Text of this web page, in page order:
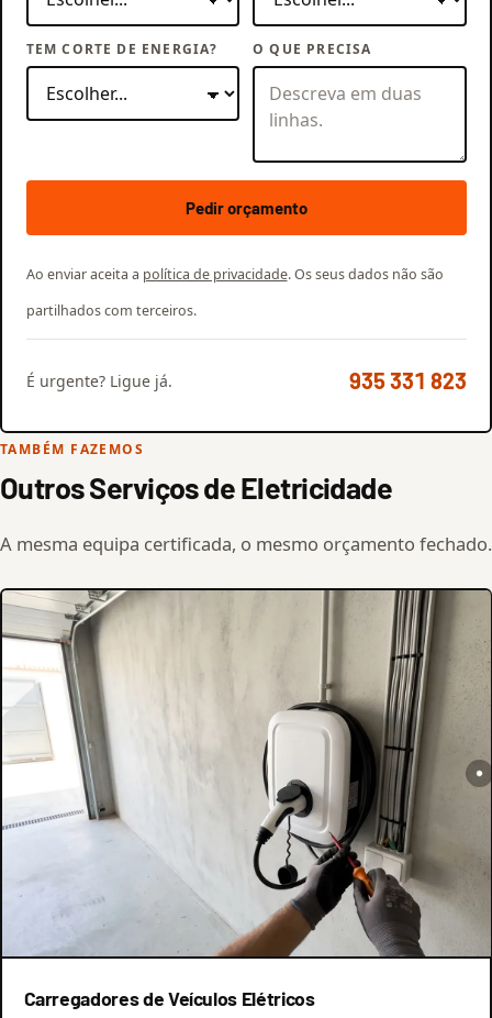
TEM CORTE DE ENERGIA? O QUE PRECISA
Pedir orçamento
Ao enviar aceita a política de privacidade. Os seus dados não são
partilhados com terceiros.
É urgente? Ligue já. 935 331 823
TAMBÉM FAZEMOS
Outros Serviços de Eletricidade
A mesma equipa certificada, o mesmo orçamento fechado.
Carregadores de Veículos Elétricos